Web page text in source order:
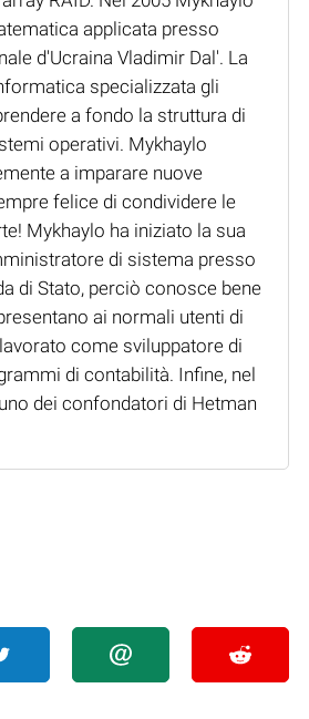
applicata presso
d'Ucraina Vladimir Dal'. La
specializzata gli
a fondo la struttura di
operativi. Mykhaylo
a imparare nuove
felice di condividere le
Mykhaylo ha iniziato la sua
di sistema presso
di Stato, perciò conosce bene
ai normali utenti di
come sviluppatore di
di contabilità. Infine, nel
dei confondatori di Hetman